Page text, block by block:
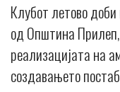
Клубот летово
од Општина
реализацијата на
создавањето